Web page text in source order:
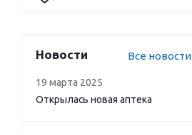
Новости Все новости
19 марта 2025
Открылась новая аптека